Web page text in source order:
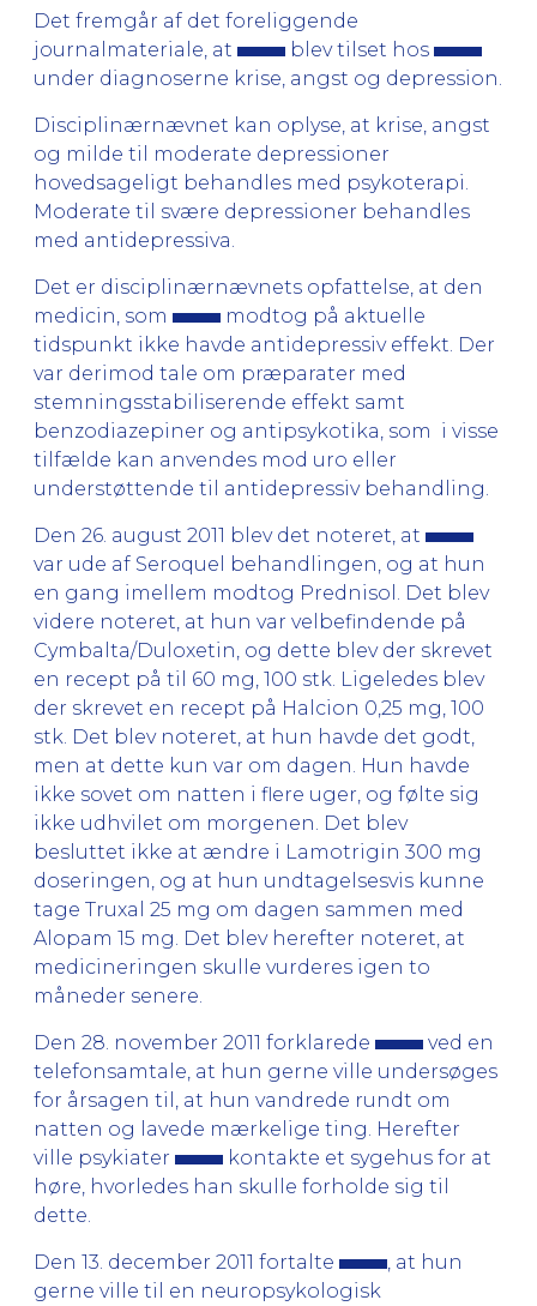
Det fremgår af det foreliggende
journalmateriale, at
blev tilset hos
under diagnoserne krise, angst og depression.
Disciplinærnævnet kan oplyse, at krise, angst
og milde til moderate depressioner
hovedsageligt behandles med psykoterapi.
Moderate til svære depressioner behandles
med antidepressiva.
Det er disciplinærnævnets opfattelse, at den
medicin, som
modtog på aktuelle
tidspunkt ikke havde antidepressiv effekt. Der
var derimod tale om præparater med
stemningsstabiliserende effekt samt
benzodiazepiner og antipsykotika, som i visse
tilfælde kan anvendes mod uro eller
understøttende til antidepressiv behandling.
Den 26. august 2011 blev det noteret, at
var ude af Seroquel behandlingen, og at hun
en gang imellem modtog Prednisol. Det blev
videre noteret, at hun var velbefindende på
Cymbalta/Duloxetin, og dette blev der skrevet
en recept på til 60 mg, 100 stk. Ligeledes blev
der skrevet en recept på Halcion 0,25 mg, 100
stk. Det blev noteret, at hun havde det godt,
men at dette kun var om dagen. Hun havde
ikke sovet om natten i flere uger, og følte sig
ikke udhvilet om morgenen. Det blev
besluttet ikke at ændre i Lamotrigin 300 mg
doseringen, og at hun undtagelsesvis kunne
tage Truxal 25 mg om dagen sammen med
Alopam 15 mg. Det blev herefter noteret, at
medicineringen skulle vurderes igen to
måneder senere.
Den 28. november 2011 forklarede
ved en
telefonsamtale, at hun gerne ville undersøges
for årsagen til, at hun vandrede rundt om
natten og lavede mærkelige ting. Herefter
ville psykiater
kontakte et sygehus for at
høre, hvorledes han skulle forholde sig til
dette.
Den 13. december 2011 fortalte
, at hun
gerne ville til en neuropsykologisk